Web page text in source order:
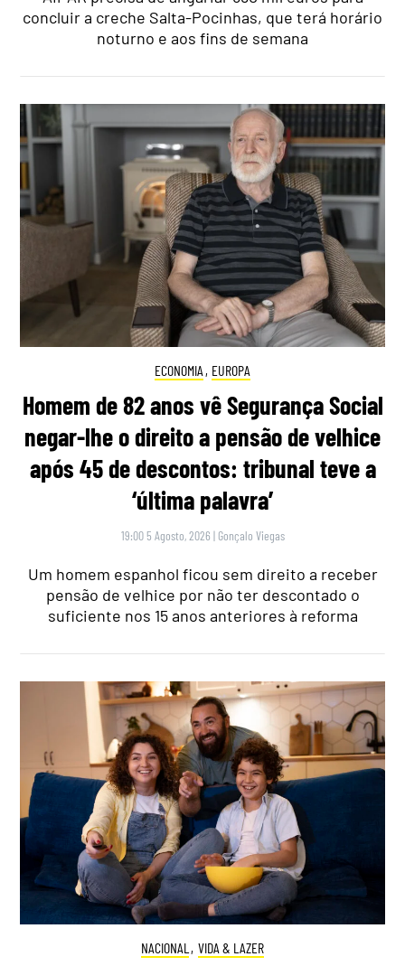
concluir a creche Salta-Pocinhas, que terá horário
noturno e aos fins de semana
ECONOMIA , EUROPA
Homem de 82 anos vê Segurança Social
negar-lhe o direito a pensão de velhice
após 45 de descontos: tribunal teve a
‘última palavra’
19:00 5 Agosto, 2026 | Gonçalo Viegas
Um homem espanhol ficou sem direito a receber
pensão de velhice por não ter descontado o
suficiente nos 15 anos anteriores à reforma
NACIONAL , VIDA & LAZER